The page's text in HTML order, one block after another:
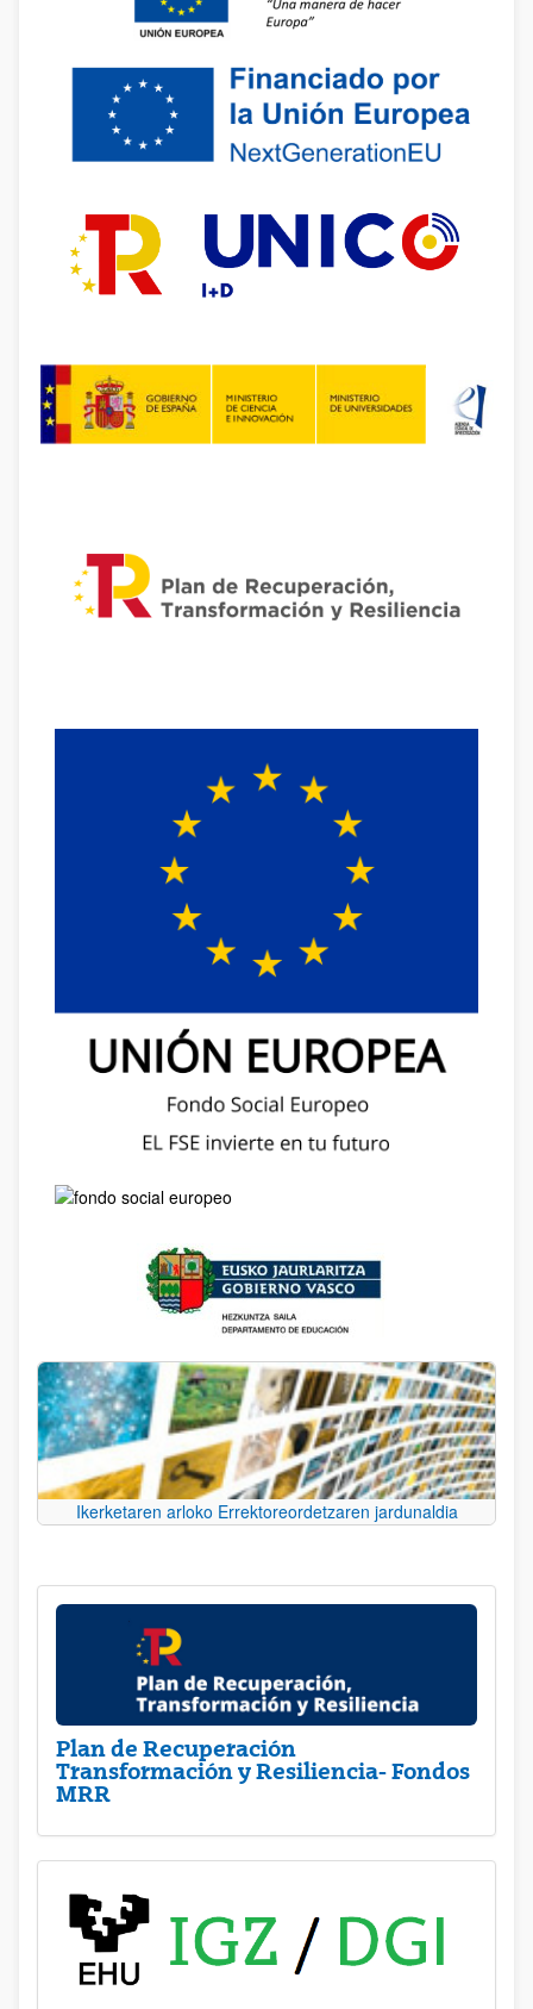
Ikerketaren arloko Errektoreordetzaren jardunaldia
Plan de Recuperación
Transformación y Resiliencia- Fondos
MRR